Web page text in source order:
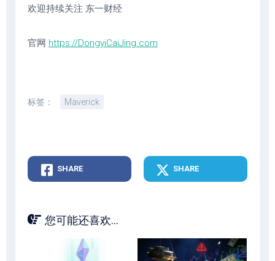
欢迎持续关注 东一财经
官网 https://DongyiCaiJing.com
标签： Maverick
SHARE SHARE
您可能还喜欢...